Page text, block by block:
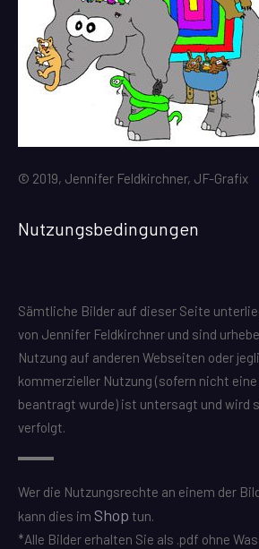
© 2019, Jennifer Feldkirchner, JF-Grafix
Nutzungsbedingungen
Sämtliche Bilder auf dieser Seite
von Jennifer Feldkirchner und sind
Nutzung auf anderen Webseiten oder
kommerzieller Nutzung (sofern nicht
beantragt wurde) ist untersagt und wird
verfolgt.
Wer die Nutzungsrechte an einem der
kann dies im Shop tun.
*Alle Bilder erhalten Sie als .pdf ohne